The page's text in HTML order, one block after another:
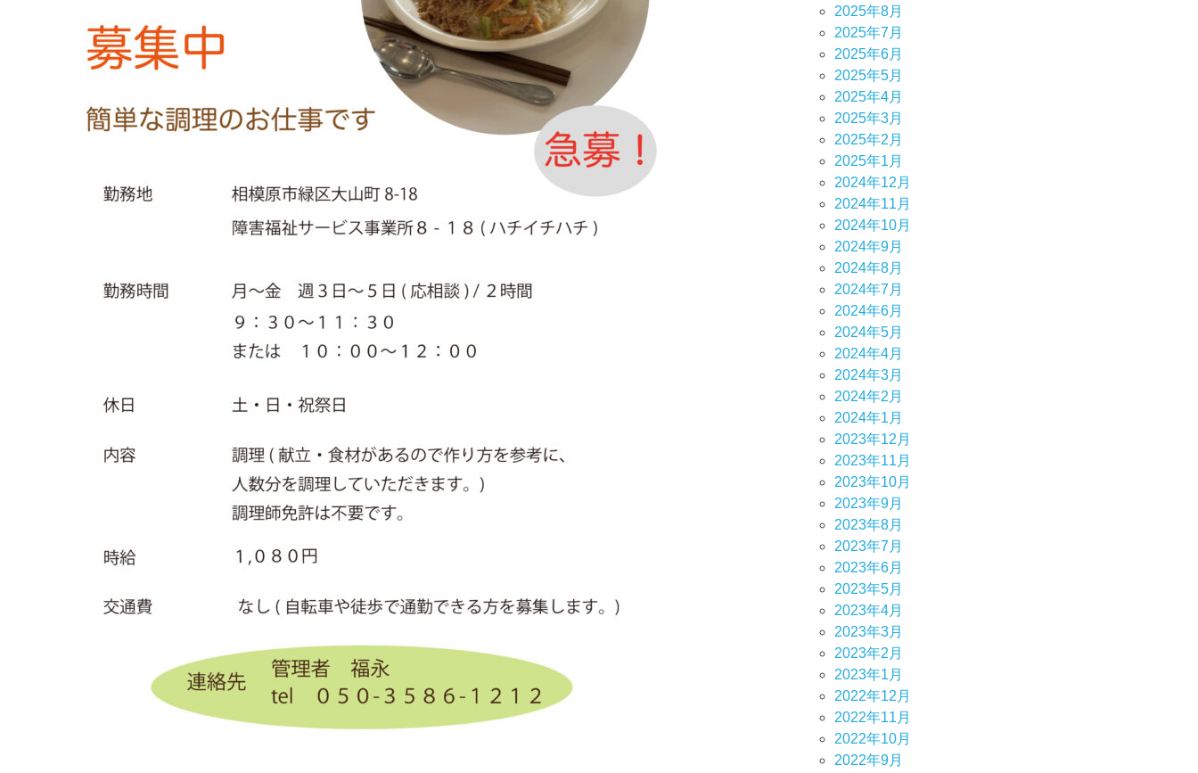
2025年8月
2025年7月
2025年6月
2025年5月
2025年4月
2025年3月
2025年2月
2025年1月
2024年12月
2024年11月
2024年10月
2024年9月
2024年8月
2024年7月
2024年6月
2024年5月
2024年4月
2024年3月
2024年2月
2024年1月
2023年12月
2023年11月
2023年10月
2023年9月
2023年8月
2023年7月
2023年6月
2023年5月
2023年4月
2023年3月
2023年2月
2023年1月
2022年12月
2022年11月
2022年10月
2022年9月